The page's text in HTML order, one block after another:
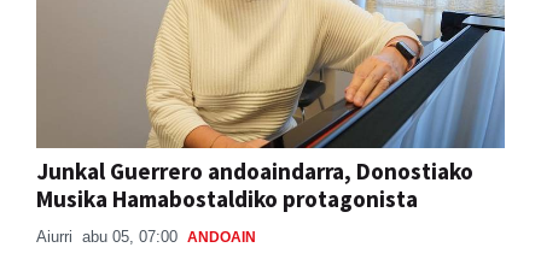
Junkal Guerrero andoaindarra, Donostiako
Musika Hamabostaldiko protagonista
Aiurri abu 05, 07:00 ANDOAIN